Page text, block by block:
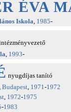
ÉVA
Iskola, 1985-
, 1993-
nyugdíjas tanító
Budapest, 1971-1972
, 1972-1975
-1983